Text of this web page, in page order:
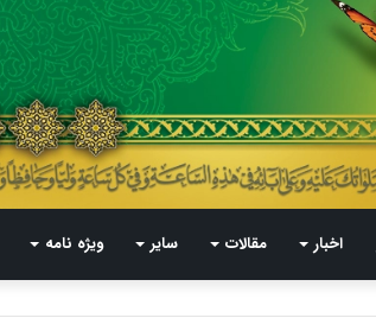
اخبار مقالات سایر ویژه نامه